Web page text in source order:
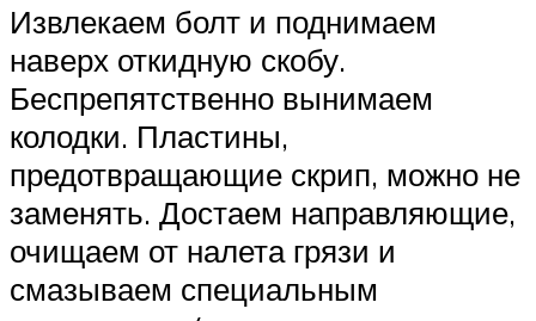
Извлекаем болт и поднимаем
наверх откидную скобу.
Беспрепятственно вынимаем
колодки. Пластины,
предотвращающие скрип, можно не
заменять. Достаем направляющие,
очищаем от налета грязи и
смазываем специальным